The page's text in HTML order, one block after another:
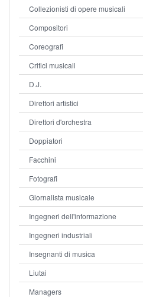
Collezionisti di opere musicali
Compositori
Coreografi
Critici musicali
D.J.
Direttori artistici
Direttori d'orchestra
Doppiatori
Facchini
Fotografi
Giornalista musicale
Ingegneri dell'informazione
Ingegneri industriali
Insegnanti di musica
Liutai
Managers